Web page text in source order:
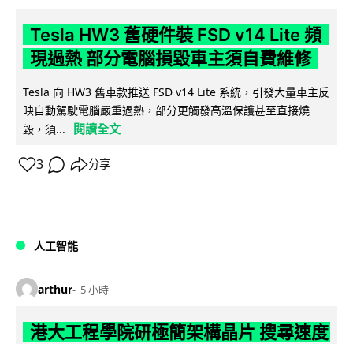
Tesla HW3 舊硬件裝 FSD v14 Lite 頻
現過熱 部分電腦損毀車主須自費維修
Tesla 向 HW3 舊車款推送 FSD v14 Lite 系統，引發大量車主反
映自動駕駛電腦嚴重過熱，部分更觸發高溫保護甚至直接燒
毀，須...
閱讀全文
3 分享
人工智能
arthur 5 小時
港大工程學院研極簡架構晶片 搜尋速度